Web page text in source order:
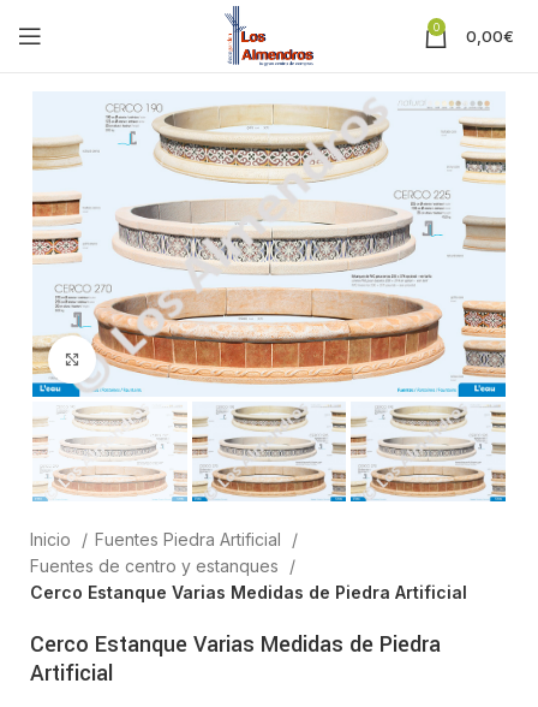
0 0,00€
Clic para ampliar
Inicio
Fuentes Piedra Artificial
Fuentes de centro y estanques
Cerco Estanque Varias Medidas de Piedra Artificial
Cerco Estanque Varias Medidas de Piedra
Artificial